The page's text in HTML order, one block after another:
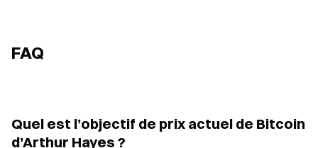
FAQ
Quel est l’objectif de prix actuel de Bitcoin
d’Arthur Hayes ?